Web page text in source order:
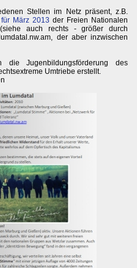
Stellen im Netz präsent, z.B.
März 2013 der Freien Nationalen
auch rechts - größer durch
der aber inzwischen
die Jugenbildungsförderung des
Umtriebe erstellt.